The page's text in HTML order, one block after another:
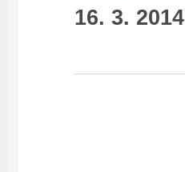
16. 3. 2014